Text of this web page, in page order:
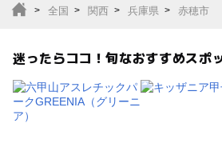
サファリパーク
植物
ク
全国 関西 兵庫県 赤穂市
迷ったらココ！旬なおすすめスポ